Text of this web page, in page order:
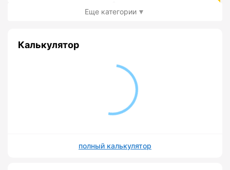
Еще категории
Калькулятор
полный калькулятор